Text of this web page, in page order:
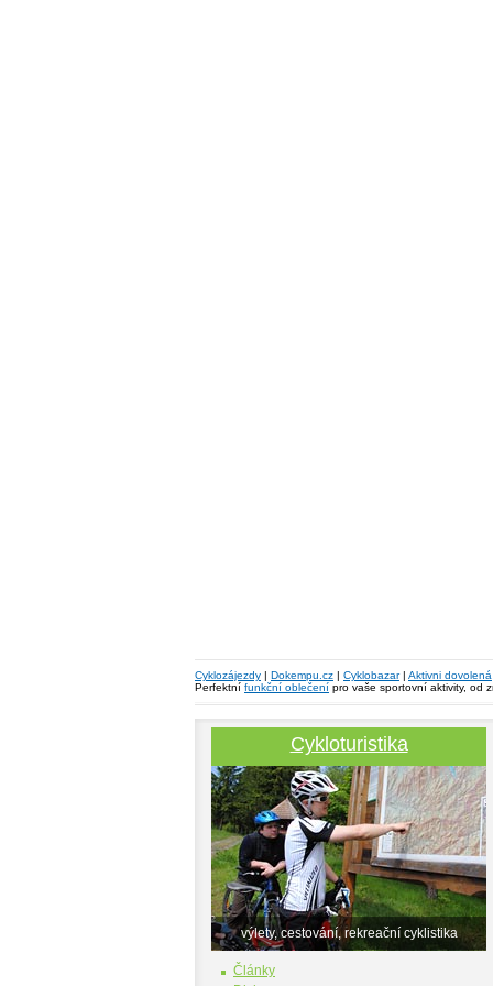
Cyklozájezdy | Dokempu.cz | Cyklobazar| Aktivni dovolená
Perfektní funkční oblečení pro vaše sportovní aktivity, od
Cykloturistika
výlety, cestování, rekreační cyklistika
Články